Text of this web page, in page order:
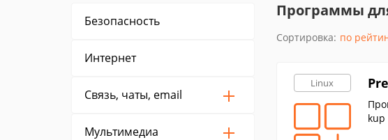
Безопасность
Интернет
Связь, чаты, email
Мультимедиа
Программы
Сортировка: по
Linux
kup